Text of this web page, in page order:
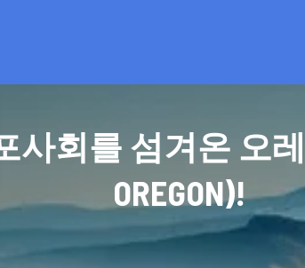
회를 섬겨온 오레
OREGON)!